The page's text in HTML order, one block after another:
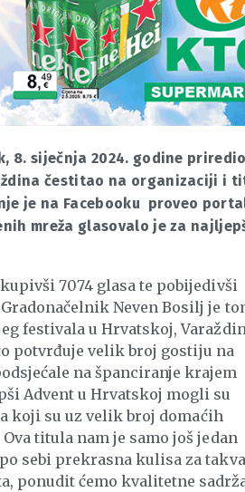
8. siječnja 2024. godine
čestitao na organizaciji i
je na Facebooku proveo
mreža glasovalo je za
7074 glasa te pobijedivši
Neven Bosilj je
festivala u Hrvatskoj,
potvrđuje velik broj gostiju na
na španciranje krajem
Advent u Hrvatskoj mogli su
koji su uz velik broj domaćih
titula nam je samo još jedan
sebi prekrasna kulisa za takva
ponudit ćemo kvalitetne